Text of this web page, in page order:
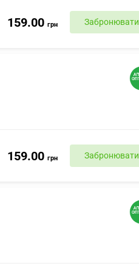
159.00 грн Забронювати
159.00 грн Забронювати